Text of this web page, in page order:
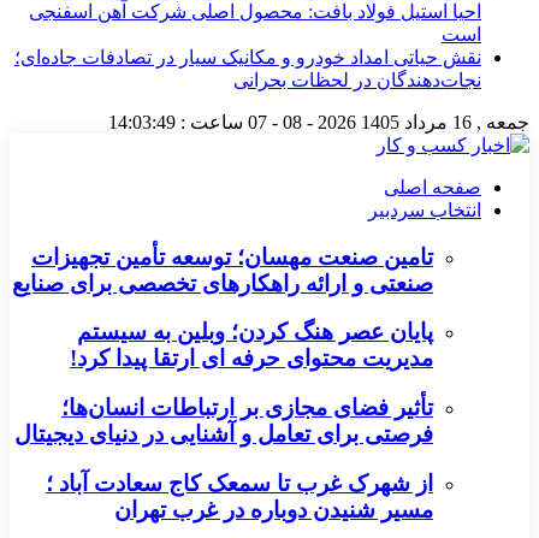
احیا استیل فولاد بافت: محصول اصلی شرکت آهن اسفنجی
است
نقش حیاتی امداد خودرو و مکانیک سیار در تصادفات جاده‌ای؛
نجات‌دهندگان در لحظات بحرانی
جمعه , 16 مرداد 1405 2026 - 08 - 07 ساعت : 14:03:49
صفحه اصلی
انتخاب سردبیر
تامین صنعت مهسان؛ توسعه تأمین تجهیزات
صنعتی و ارائه راهکارهای تخصصی برای صنایع
پایان عصر هنگ کردن؛ وبلین به سیستم
مدیریت محتوای حرفه ای ارتقا پیدا کرد!
تأثیر فضای مجازی بر ارتباطات انسان‌ها؛
فرصتی برای تعامل و آشنایی در دنیای دیجیتال
از شهرک غرب تا سمعک کاج سعادت آباد ؛
مسیر شنیدن دوباره در غرب تهران